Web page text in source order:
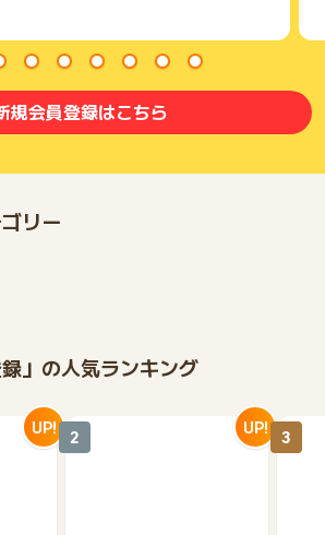
規会員登録はこちら
リー
録」の人気ランキング
UP! 2 UP! 3